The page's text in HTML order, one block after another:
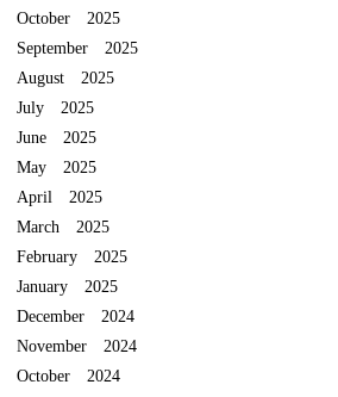
October 2025
September 2025
August 2025
July 2025
June 2025
May 2025
April 2025
March 2025
February 2025
January 2025
December 2024
November 2024
October 2024